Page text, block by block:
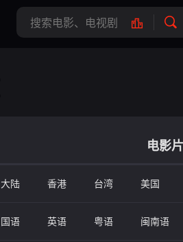
电影
大陆 香港 台湾 美国
国语 英语 粤语 闽南语